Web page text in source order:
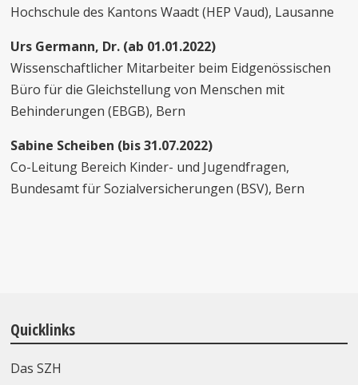
Hochschule des Kantons Waadt (HEP Vaud), Lausanne
Urs Germann, Dr. (ab 01.01.2022)
Wissenschaftlicher Mitarbeiter beim Eidgenössischen
Büro für die Gleichstellung von Menschen mit
Behinderungen (EBGB), Bern
Sabine Scheiben (bis 31.07.2022)
Co-Leitung Bereich Kinder- und Jugendfragen,
Bundesamt für Sozialversicherungen (BSV), Bern
Quicklinks
Das SZH